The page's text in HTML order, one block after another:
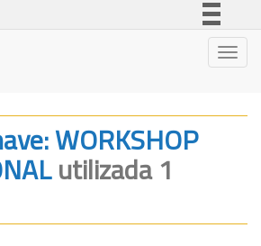
Legislação
Canais
WORKSHOP
utilizada 1